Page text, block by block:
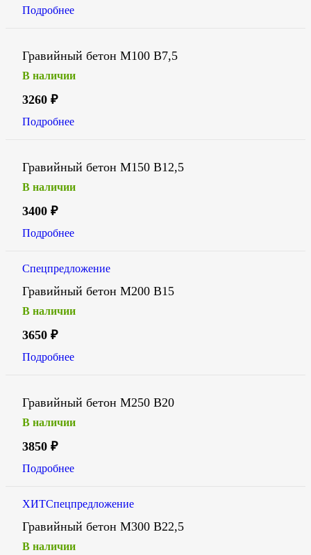
Подробнее
Гравийный бетон М100 В7,5
В наличии
3260 ₽
Подробнее
Гравийный бетон М150 В12,5
В наличии
3400 ₽
Подробнее
Спецпредложение
Гравийный бетон М200 В15
В наличии
3650 ₽
Подробнее
Гравийный бетон М250 В20
В наличии
3850 ₽
Подробнее
ХИТСпецпредложение
Гравийный бетон М300 В22,5
В наличии